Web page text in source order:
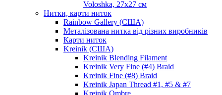
Voloshka, 27х27 см
Нитки, карти ниток
Rainbow Gallery (США)
Металізована нитка від різних виробників
Карти ниток
Kreinik (США)
Kreinik Blending Filament
Kreinik Very Fine (#4) Braid
Kreinik Fine (#8) Braid
Kreinik Japan Thread #1, #5 & #7
Kreinik Ombre